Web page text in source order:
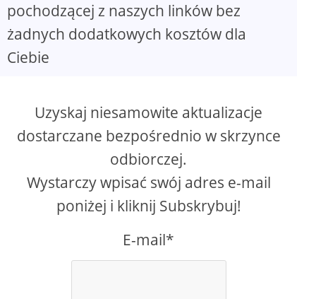
pochodzącej z naszych linków bez
żadnych dodatkowych kosztów dla
Ciebie
Uzyskaj niesamowite aktualizacje
dostarczane bezpośrednio w skrzynce
odbiorczej.
Wystarczy wpisać swój adres e-mail
poniżej i kliknij Subskrybuj!
E-mail*